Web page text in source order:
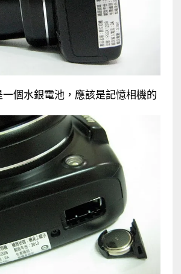
個水銀電池，應該是記憶相機的